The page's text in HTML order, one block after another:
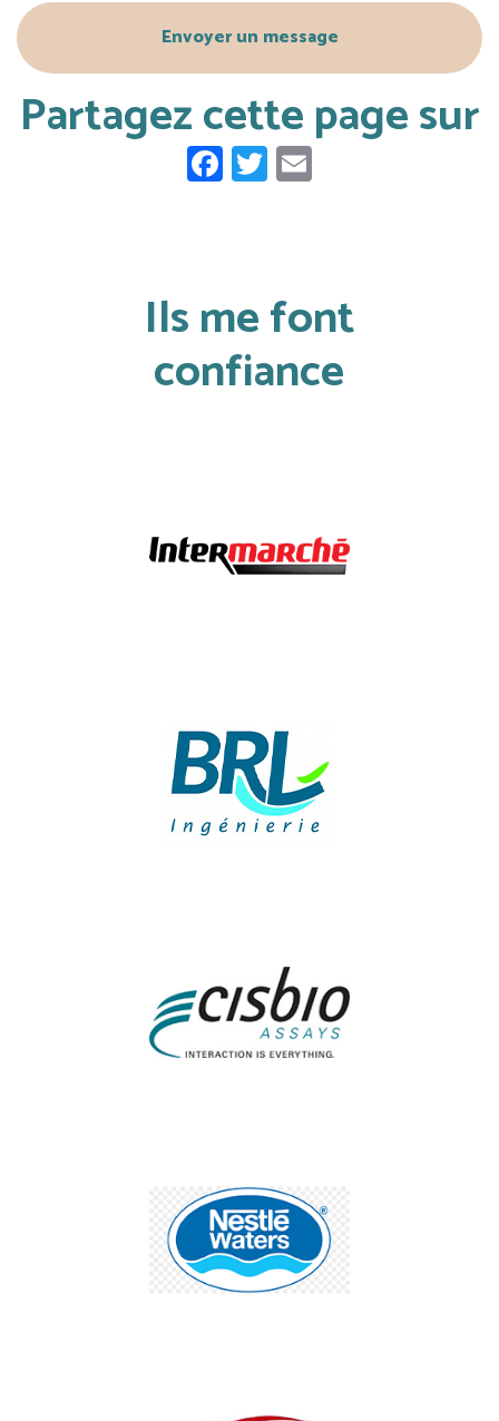
Envoyer un message
Partagez cette page sur
Facebook
Twitter
Ils me font
confiance